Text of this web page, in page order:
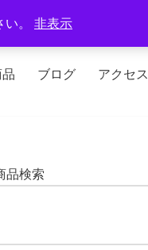
。 非表示
日：火曜日、水曜日
ブログ アクセス
品検索